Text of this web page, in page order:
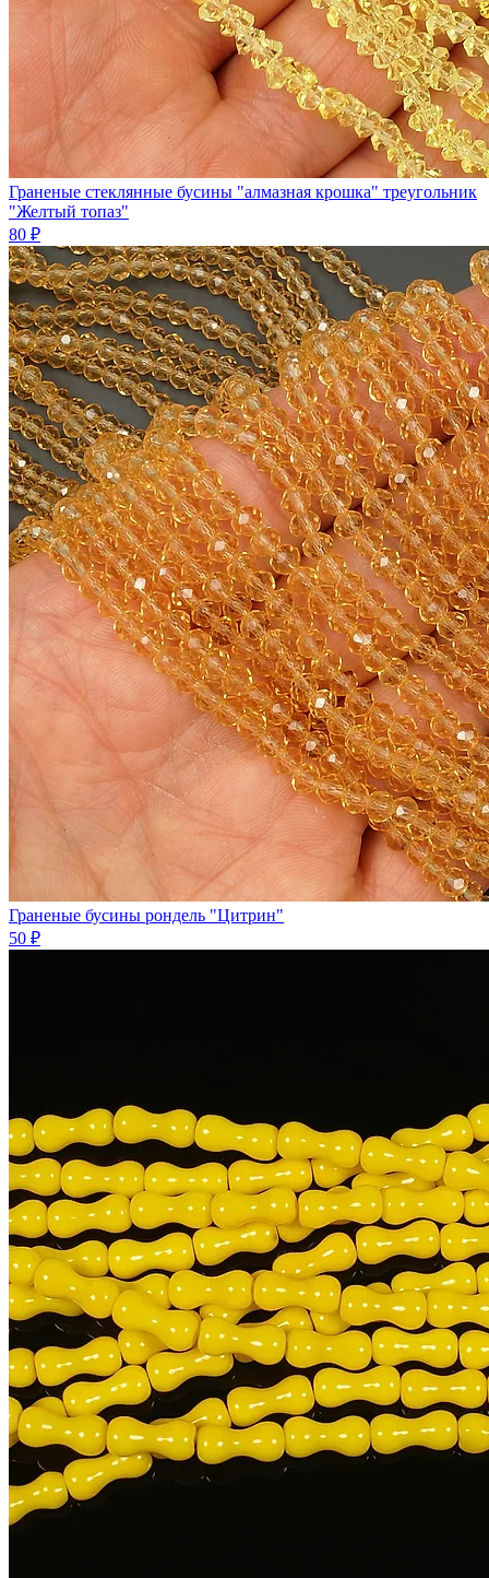
Граненые стеклянные бусины "алмазная крошка" треугольник
"Желтый топаз"
80 ₽
Граненые бусины рондель "Цитрин"
50 ₽